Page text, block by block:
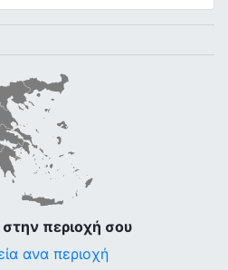
περιοχή σου
ανα περιοχή